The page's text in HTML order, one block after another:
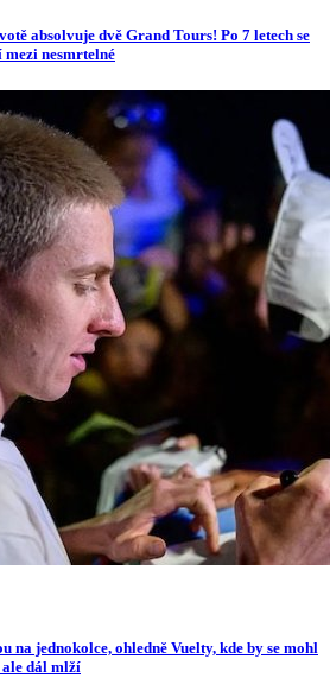
absolvuje dvě Grand Tours! Po 7 letech se
nesmrtelné
na jednokolce, ohledně Vuelty, kde by se mohl
dál mlží